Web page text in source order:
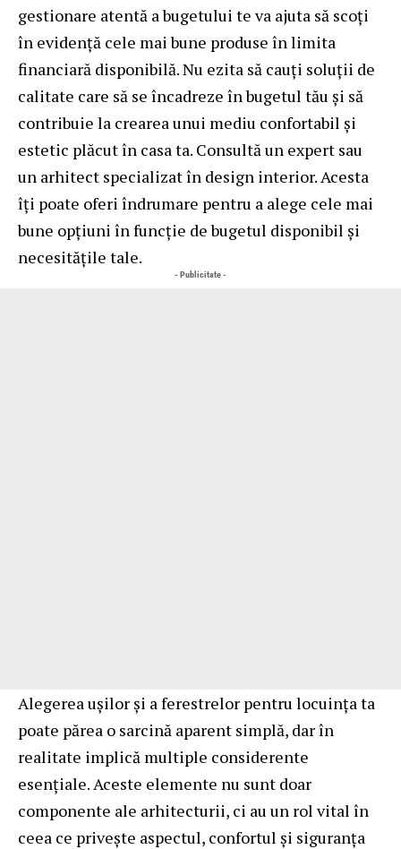
gestionare atentă a bugetului te va ajuta să scoți
în evidență cele mai bune produse în limita
financiară disponibilă. Nu ezita să cauți soluții de
calitate care să se încadreze în bugetul tău și să
contribuie la crearea unui mediu confortabil și
estetic plăcut în casa ta. Consultă un expert sau
un arhitect specializat în design interior. Acesta
îți poate oferi îndrumare pentru a alege cele mai
bune opțiuni în funcție de bugetul disponibil și
necesitățile tale.
- Publicitate -
Alegerea ușilor și a ferestrelor pentru locuința ta
poate părea o sarcină aparent simplă, dar în
realitate implică multiple considerente
esențiale. Aceste elemente nu sunt doar
componente ale arhitecturii, ci au un rol vital în
ceea ce privește aspectul, confortul și siguranța